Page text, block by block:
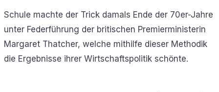
Schule machte der Trick damals Ende der 70er-Jahre
unter Federführung der britischen Premierministerin
Margaret Thatcher, welche mithilfe dieser Methodik
die Ergebnisse ihrer Wirtschaftspolitik schönte.